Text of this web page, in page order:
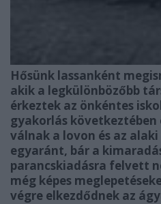
Hősünk lassanként
akik a legkülönbözőbb
érkeztek az önkéntes
gyakorlás következtében
válnak a lovon és az
egyaránt, bár a
parancskiadásra felvett
még képes
végre elkezdődnek az